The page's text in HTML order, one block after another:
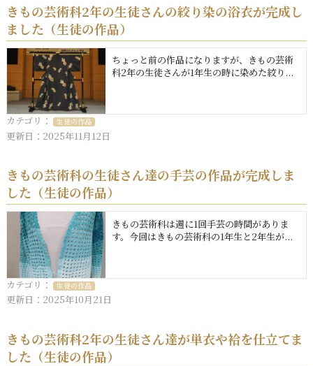
きもの芸術科2年の生徒さんの絞り染の浴衣が完成し
ました（生徒の作品）
ちょっと前の作品になりますが、きもの芸術
科2年の生徒さんが1年生の時に染めた絞り...
カテゴリ： 生徒の作品
更新日：2025年11月12日
きもの芸術科の生徒さん達の手芸の作品が完成しま
した（生徒の作品）
きもの芸術科は週に1回手芸の時間がありま
す。今回はきもの芸術科の1年生と2年生が...
カテゴリ： 生徒の作品
更新日：2025年10月21日
きもの芸術科2年の生徒さん達が単衣や袷を仕立てま
した（生徒の作品）